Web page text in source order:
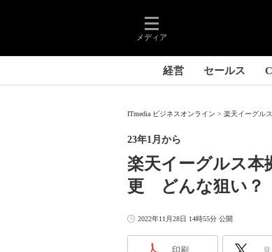
メディア
経営 セールス
ITmedia ビジネスオンライン 楽天イーグル
楽天イーグルス本
更 どんな狙い？
23年1月から
2022年11月28日 14時55分 公開
印刷